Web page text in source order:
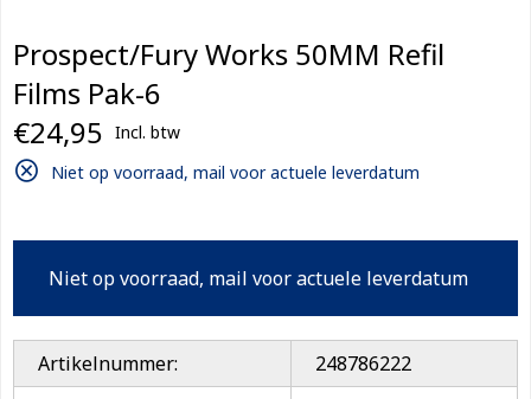
Prospect/Fury Works 50MM Refil
Films Pak-6
€24,95 Incl. btw
Niet op voorraad, mail voor actuele leverdatum
Niet op voorraad, mail voor actuele leverdatum
Artikelnummer:
248786222